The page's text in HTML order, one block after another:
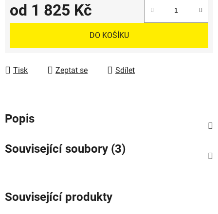
od 1 825 Kč
Měrná cena:
DO KOŠÍKU
Tisk Zeptat se Sdílet
Popis
Související soubory (3)
Související produkty